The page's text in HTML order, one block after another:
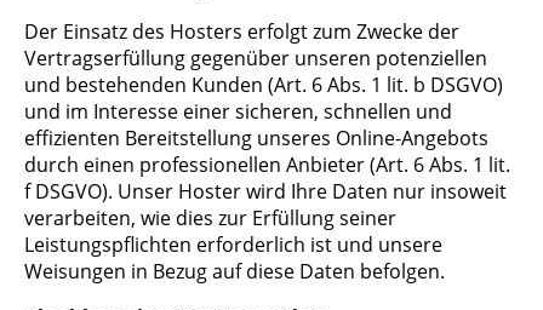
Der Einsatz des Hosters erfolgt zum Zwecke der
Vertragserfüllung gegenüber unseren potenziellen
und bestehenden Kunden (Art. 6 Abs. 1 lit. b DSGVO)
und im Interesse einer sicheren, schnellen und
effizienten Bereitstellung unseres Online-Angebots
durch einen professionellen Anbieter (Art. 6 Abs. 1 lit.
f DSGVO). Unser Hoster wird Ihre Daten nur insoweit
verarbeiten, wie dies zur Erfüllung seiner
Leistungspflichten erforderlich ist und unsere
Weisungen in Bezug auf diese Daten befolgen.